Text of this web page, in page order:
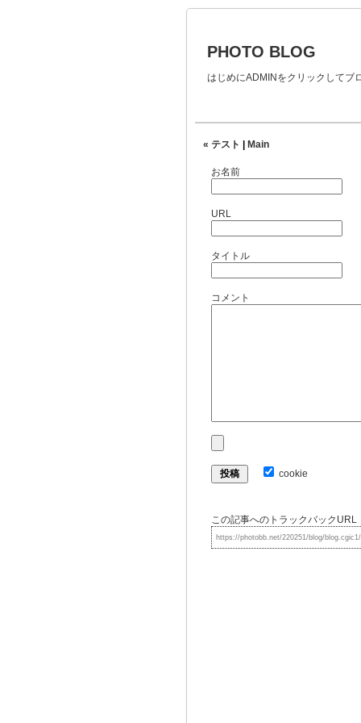
PHOTO BLOG
はじめにADMINをクリックしてブ
« テスト Main
お名前
URL
タイトル
コメント
cookie
この記事へのトラックバックURL
https://photobb.net/220251/blog/